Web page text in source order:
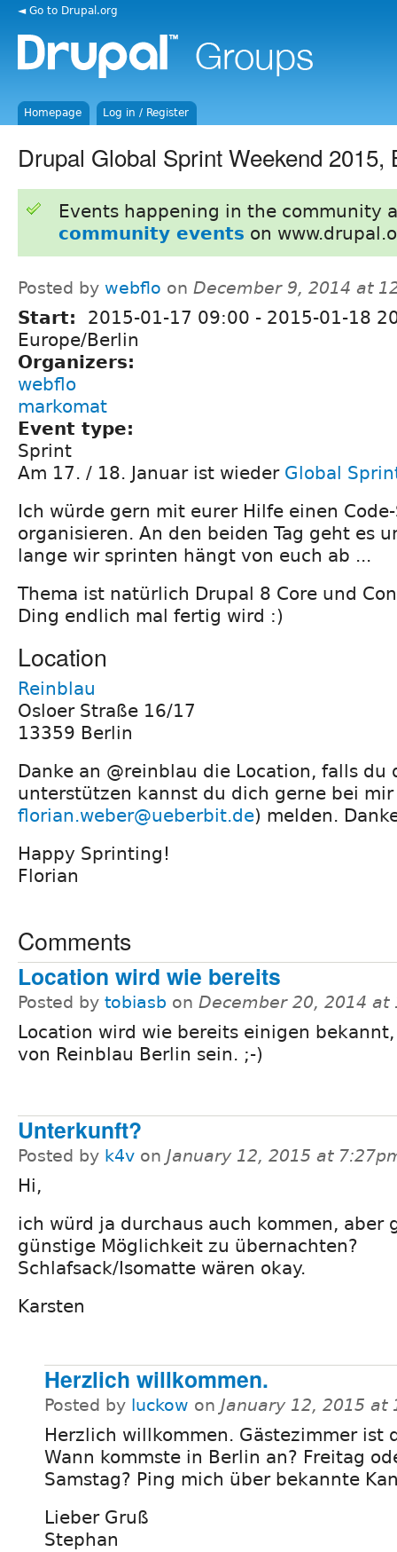
◄ Go to Drupal.org
Homepage Log in / Register
Drupal Global Sprint Weekend 2015,
Events happening in the community
community events on
Posted by webflo on December 9, 2014 at
Start: 2015-01-17 09:00 - 2015-01-18
Europe/Berlin
Organizers:
webflo
markomat
Event type:
Sprint
Am 17. / 18. Januar ist wieder Global
Ich würde gern mit eurer Hilfe einen
organisieren. An den beiden Tag geht es
lange wir sprinten hängt von euch ab ...
Thema ist natürlich Drupal 8 Core und
Ding endlich mal fertig wird :)
Location
Reinblau
Osloer Straße 16/17
13359 Berlin
Danke an @reinblau die Location, falls du
unterstützen kannst du dich gerne bei mir
florian.weber@ueberbit.de) melden.
Happy Sprinting!
Florian
Comments
Location wird wie bereits
Posted by tobiasb on December 20, 2014 at
Location wird wie bereits einigen
von Reinblau Berlin sein. ;-)
Unterkunft?
Posted by k4v on January 12, 2015 at
Hi,
ich würd ja durchaus auch kommen, aber
günstige Möglichkeit zu übernachten?
Schlafsack/Isomatte wären okay.
Karsten
Herzlich willkommen.
Posted by luckow on January 12, 2015 at
Herzlich willkommen. Gästezimmer ist
Wann kommste in Berlin an? Freitag
Samstag? Ping mich über bekannte
Lieber Gruß
Stephan